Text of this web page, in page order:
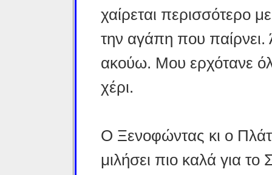
χαίρεται περισσότερο
την αγάπη που παίρνει.
ακούω. Μου ερχότανε
χέρι.
Ο Ξενοφώντας κι ο
μιλήσει πιο καλά για